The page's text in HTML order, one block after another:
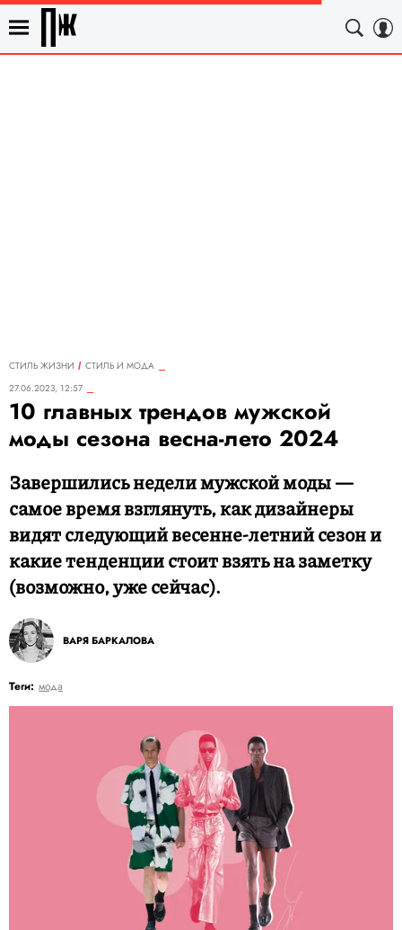
СТИЛЬ ЖИЗНИ
СТИЛЬ И МОДА
27.06.2023, 12:57
10 главных трендов мужской
моды сезона весна-лето 2024
Завершились недели мужской моды —
самое время взглянуть, как дизайнеры
видят следующий весенне-летний сезон и
какие тенденции стоит взять на заметку
(возможно, уже сейчас).
ВАРЯ БАРКАЛОВА
Теги: мода